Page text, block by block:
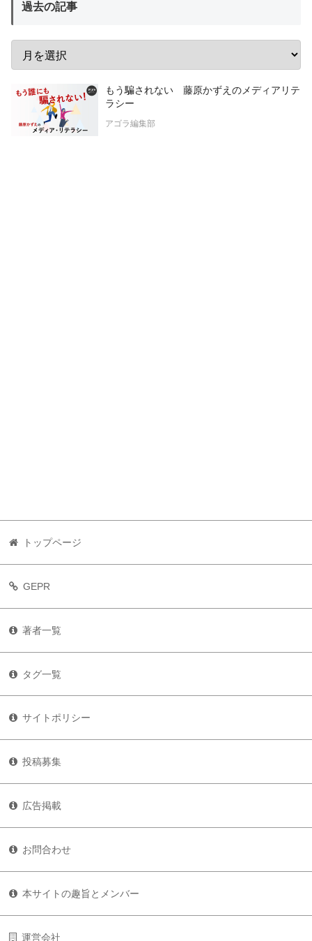
過去の記事
もう騙されない 藤原かずえのメディアリテ
ラシー
アゴラ編集部
トップページ
GEPR
著者一覧
タグ一覧
サイトポリシー
投稿募集
広告掲載
お問合わせ
本サイトの趣旨とメンバー
運営会社